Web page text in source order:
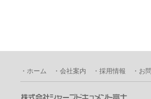
・ホーム ・会社案内 ・採用情報 ・お